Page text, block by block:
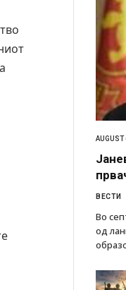
ВЕСТИ
Во
од